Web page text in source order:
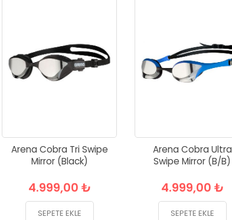
Arena Cobra Tri Swipe
Mirror (Black)
4.999,00 ₺
SEPETE EKLE
Arena Cobra Ultra
Swipe Mirror (B/B)
4.999,00 ₺
SEPETE EKLE